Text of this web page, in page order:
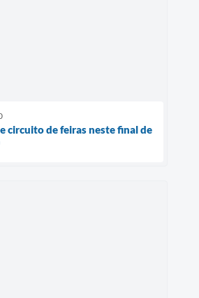
circuito de feiras neste final de